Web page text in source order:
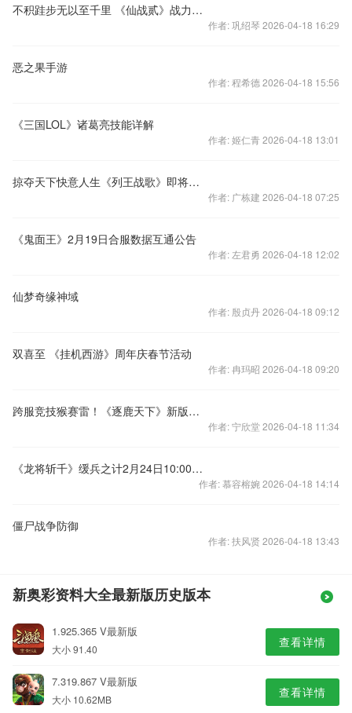
不积跬步无以至千里 《仙战贰》战力提升窍门
作者: 巩绍琴 2026-04-18 16:29
恶之果手游
作者: 程希德 2026-04-18 15:56
《三国LOL》诸葛亮技能详解
作者: 姬仁青 2026-04-18 13:01
掠夺天下快意人生《列王战歌》即将上线
作者: 广栋建 2026-04-18 07:25
《鬼面王》2月19日合服数据互通公告
作者: 左君勇 2026-04-18 12:02
仙梦奇缘神域
作者: 殷贞丹 2026-04-18 09:12
双喜至 《挂机西游》周年庆春节活动
作者: 冉玛昭 2026-04-18 09:20
跨服竞技猴赛雷！《逐鹿天下》新版酝酿中
作者: 宁欣堂 2026-04-18 11:34
《龙将斩千》缓兵之计2月24日10:00震撼开启
作者: 慕容榕婉 2026-04-18 14:14
僵尸战争防御
作者: 扶风贤 2026-04-18 13:43
新奥彩资料大全最新版历史版本
1.925.365 V最新版
大小 91.40 查看详情
7.319.867 V最新版
大小 10.62MB 查看详情